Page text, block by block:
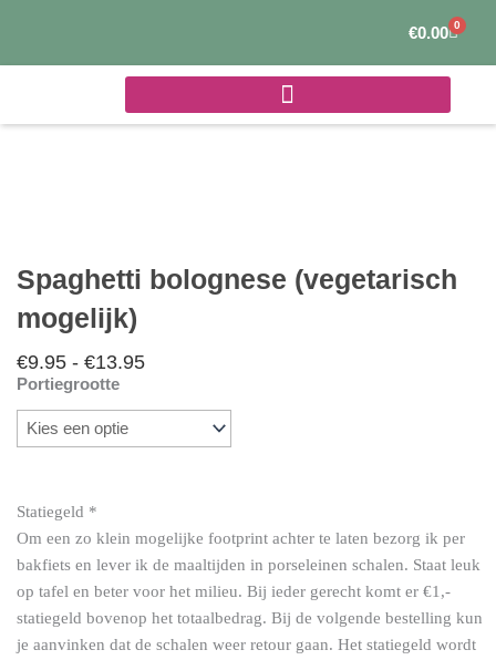
de
€0.00 0
Spaghetti bolognese (vegetarisch
mogelijk)
€9.95 - €13.95Prijsklasse:
€13.95
Portiegrootte
Statiegeld *
Om een zo klein mogelijke footprint achter te laten bezorg ik per
bakfiets en lever ik de maaltijden in porseleinen schalen. Staat leuk
op tafel en beter voor het milieu. Bij ieder gerecht komt er €1,-
statiegeld bovenop het totaalbedrag. Bij de volgende bestelling kun
je aanvinken dat de schalen weer retour gaan. Het statiegeld wordt
Spaghetti
bolognese
aantal